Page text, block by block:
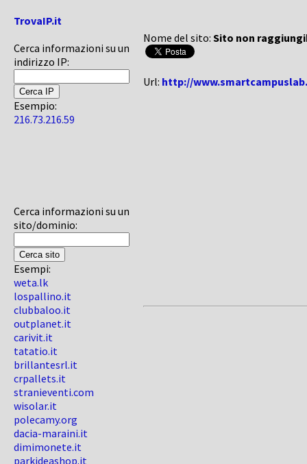
TrovaIP.it
Cerca informazioni su un
indirizzo IP:
Esempio:
216.73.216.59
Cerca informazioni su un
sito/dominio:
Esempi:
weta.lk
lospallino.it
clubbaloo.it
outplanet.it
carivit.it
tatatio.it
brillantesrl.it
crpallets.it
stranieventi.com
wisolar.it
polecamy.org
dacia-maraini.it
dimimonete.it
parkideashop.it
Nome del sito: Sito non
Url: http://